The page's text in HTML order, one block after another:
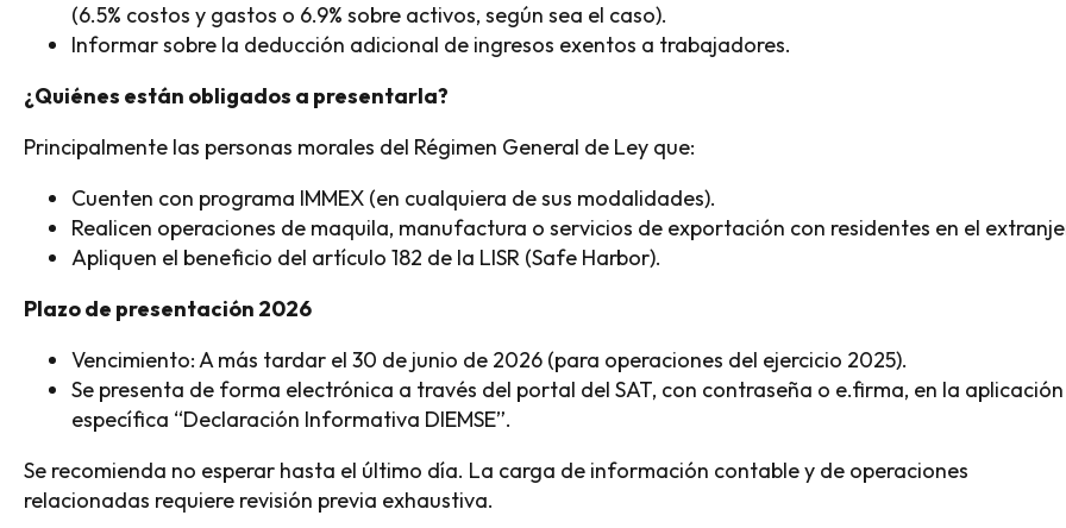
(6.5% costos y gastos o 6.9% sobre activos, según sea el caso).
Informar sobre la deducción adicional de ingresos exentos a trabajadores.
¿Quiénes están obligados a presentarla?
Principalmente las personas morales del Régimen General de Ley que:
Cuenten con programa IMMEX (en cualquiera de sus modalidades).
Realicen operaciones de maquila, manufactura o servicios de exportación con residentes en el
Apliquen el beneficio del artículo 182 de la LISR (Safe Harbor).
Plazo de presentación 2026
Vencimiento: A más tardar el 30 de junio de 2026 (para operaciones del ejercicio 2025).
Se presenta de forma electrónica a través del portal del SAT, con contraseña o e.firma, en la aplicación
específica “Declaración Informativa DIEMSE”.
Se recomienda no esperar hasta el último día. La carga de información contable y de operaciones
relacionadas requiere revisión previa exhaustiva.